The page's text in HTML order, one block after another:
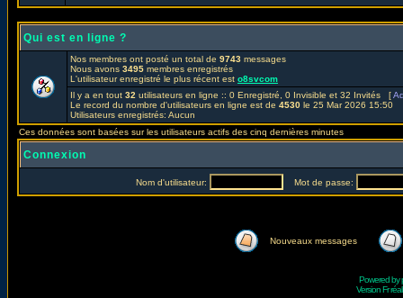
Qui est en ligne ?
Nos membres ont posté un total de 9743 messages
Nous avons 3495 membres enregistrés
L'utilisateur enregistré le plus récent est o8svcom
Il y a en tout 32 utilisateurs en ligne :: 0 Enregistré, 0 Invisible et 32 Invités [
Le record du nombre d'utilisateurs en ligne est de 4530 le 25 Mar 2026 15:50
Utilisateurs enregistrés: Aucun
Ces données sont basées sur les utilisateurs actifs des cinq dernières minutes
Connexion
Nom d'utilisateur: Mot de passe:
Nouveaux messages
Powered by
Version Fr